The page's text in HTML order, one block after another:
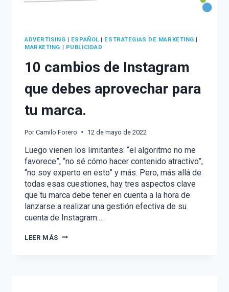
ADVERTISING | ESPAÑOL | ESTRATEGIAS DE MARKETING |
MARKETING | PUBLICIDAD
10 cambios de Instagram
que debes aprovechar para
tu marca.
Por Camilo Forero 12 de mayo de 2022
Luego vienen los limitantes: “el algoritmo no me
favorece”, “no sé cómo hacer contenido atractivo”,
“no soy experto en esto” y más. Pero, más allá de
todas esas cuestiones, hay tres aspectos clave
que tu marca debe tener en cuenta a la hora de
lanzarse a realizar una gestión efectiva de su
cuenta de Instagram:…
LEER MÁS 10